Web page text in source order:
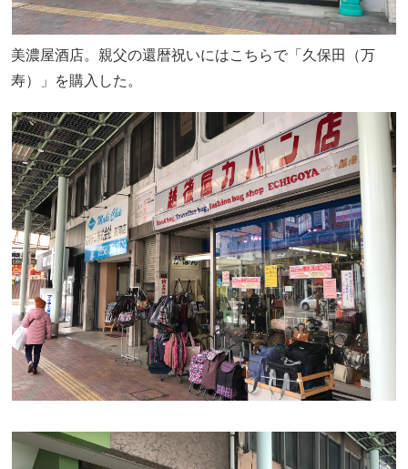
美濃屋酒店。親父の還暦祝いにはこちらで「久保田（万
寿）」を購入した。